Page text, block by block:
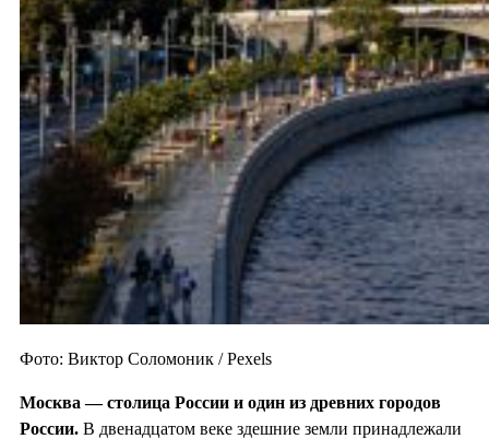
Фото: Виктор Соломоник / Pexels
Москва — столица России и один из древних городов
России. В двенадцатом веке здешние земли принадлежали